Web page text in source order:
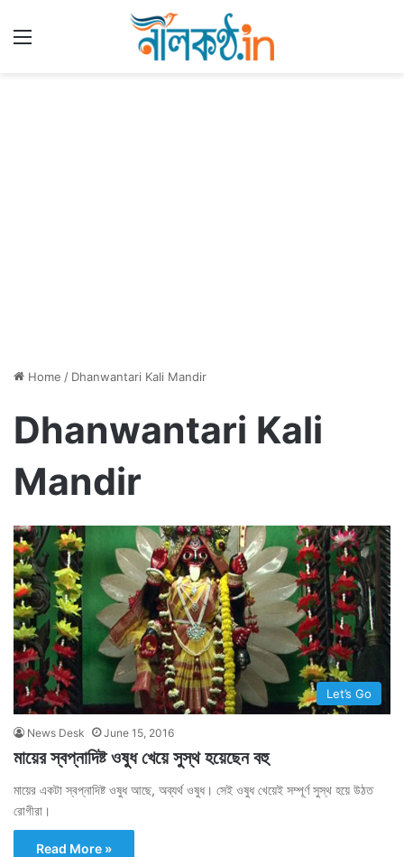
Home / Dhanwantari Kali Mandir
Dhanwantari Kali
Mandir
Let’s Go
News Desk June 15, 2016
মায়ের স্বপ্নাদিষ্ট ওষুধ খেয়ে সুস্থ হয়েছেন বহু
মায়ের একটা স্বপ্নাদিষ্ট ওষুধ আছে, অব্যর্থ ওষুধ। সেই ওষুধ খেয়েই সম্পূর্ণ সুস্থ হয়ে উঠত
রোগীরা।
Read More »